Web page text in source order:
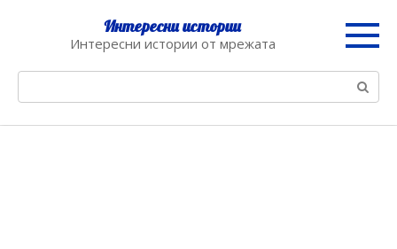
Интересни истории
Интересни истории от мрежата